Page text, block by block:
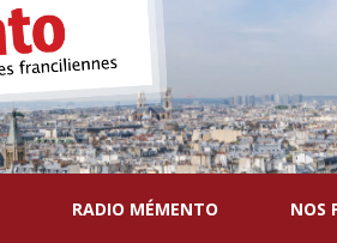
RADIO MÉMENTO NOS